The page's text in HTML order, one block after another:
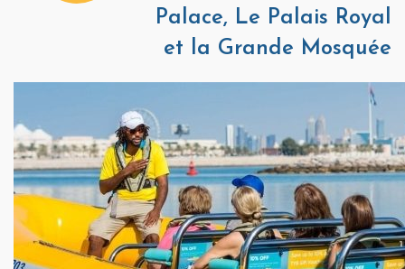
Palace, Le Palais Royal
et la Grande Mosquée